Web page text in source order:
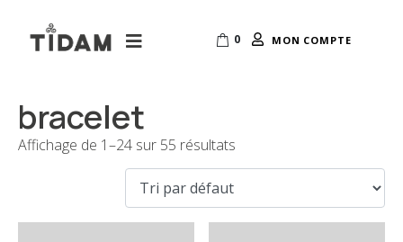
0 MON COMPTE
bracelet
Affichage de 1–24 sur 55 résultats